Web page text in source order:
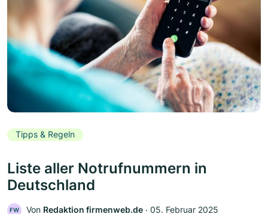
Tipps & Regeln
Liste aller Notrufnummern in
Deutschland
FW Von Redaktion firmenweb.de ‧ 05. Februar 2025